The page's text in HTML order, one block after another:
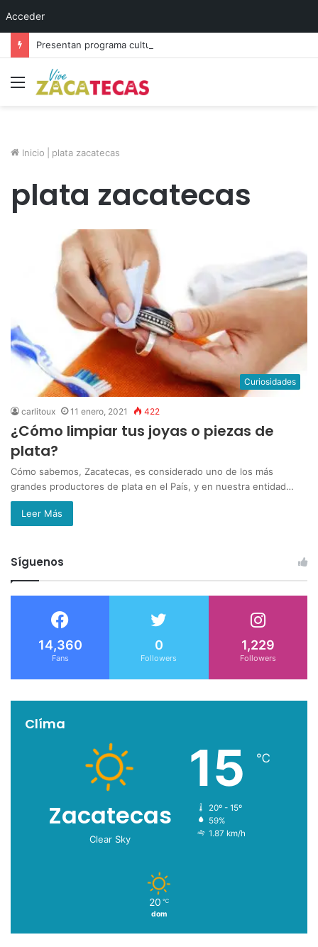
Acceder
Menú
Inicio plata zacatecas
plata zacatecas
Curiosidades
carlitoux 11 enero, 2021 422
¿Cómo limpiar tus joyas o piezas de
plata?
Cómo sabemos, Zacatecas, es considerado uno de los más
grandes productores de plata en el País, y en nuestra entidad…
Leer Más
Síguenos
14,360
Fans
0
Followers
1,229
Followers
Clíma
Zacatecas
Clear Sky
15 ℃
20º - 15º
59%
1.87 km/h
20 ℃
dom